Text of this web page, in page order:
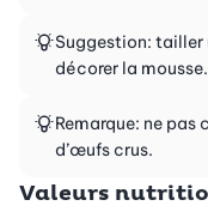
Suggestion: tailler
décorer la mousse.
Remarque: ne pas
d’œufs crus.
Valeurs